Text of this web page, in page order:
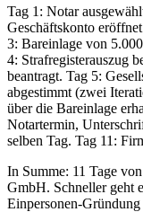
Tag 1: Notar
Geschäftskonto
3: Bareinlage von
4: Strafregisterauszug
beantragt. Tag 5:
abgestimmt (zwei
über die Bareinlage
Notartermin,
selben Tag. Tag 11:
In Summe: 11 Tage
GmbH. Schneller geht
Einpersonen-Gründung